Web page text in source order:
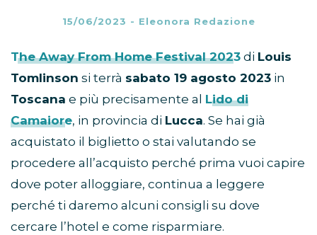
15/06/2023 - Eleonora Redazione
The Away From Home Festival 2023 di Louis
Tomlinson si terrà sabato 19 agosto 2023 in
Toscana e più precisamente al Lido di
Camaiore, in provincia di Lucca. Se hai già
acquistato il biglietto o stai valutando se
procedere all’acquisto perché prima vuoi capire
dove poter alloggiare, continua a leggere
perché ti daremo alcuni consigli su dove
cercare l’hotel e come risparmiare.